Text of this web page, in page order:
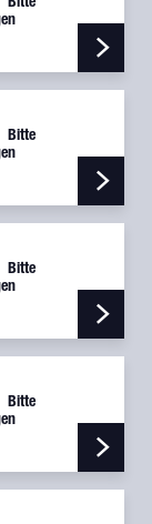
Bitte
Bitte
Bitte